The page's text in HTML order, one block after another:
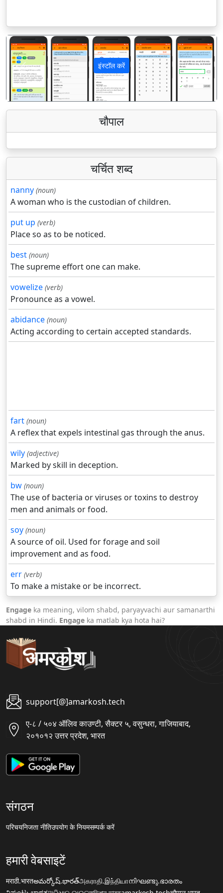
इंस्टॉल करें
पिछला अगला
चौपाल
चर्चित शब्द
nanny (noun)
A woman who is the custodian of children.
put up (verb)
Place so as to be noticed.
best (noun)
The supreme effort one can make.
vowelize (verb)
Pronounce as a vowel.
abidance (noun)
Acting according to certain accepted standards.
fart (noun)
A reflex that expels intestinal gas through the anus.
wily (adjective)
Marked by skill in deception.
bw (noun)
The use of bacteria or viruses or toxins to destroy
men and animals or food.
soy (noun)
A source of oil. Used for forage and soil
improvement and as food.
err (verb)
To make a mistake or be incorrect.
Engage ka meaning, vilom shabd, paryayvachi aur samanarthi
shabd in Hindi. Engage ka matlab kya hota hai?
support[@]amarkosh.tech
ए-८ / ५०४ ऑलिव काउण्टी, सैक्टर ५, वसुन्धरा, गाजियाबाद,
२०१०१२ उत्तर प्रदेश, भारत
संगठन
परिचयनिजता नीतिउपयोग के नियमसम्पर्क करें
हमारी वेबसाइटें
मराठी.भारतఅమర్కోష్.భారత్அகராதி.இந்தியாനിഘണ്ടു.ഭാരതം